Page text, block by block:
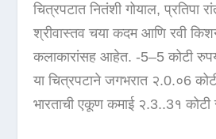
चित्रपटात नितंशी गोयाल, प्रतिपा
श्रीवास्तव चया कदम आणि रवी
कलाकारांसह आहेत. -5–5 कोटी
या चित्रपटाने जगभरात २.0.०6
भारताची एकूण कमाई २.3..3१